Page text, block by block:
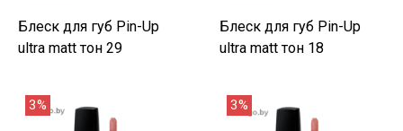
Блеск для губ Pin-Up
ultra matt тон 29
Блеск для губ Pin-Up
ultra matt тон 18
3% 3%